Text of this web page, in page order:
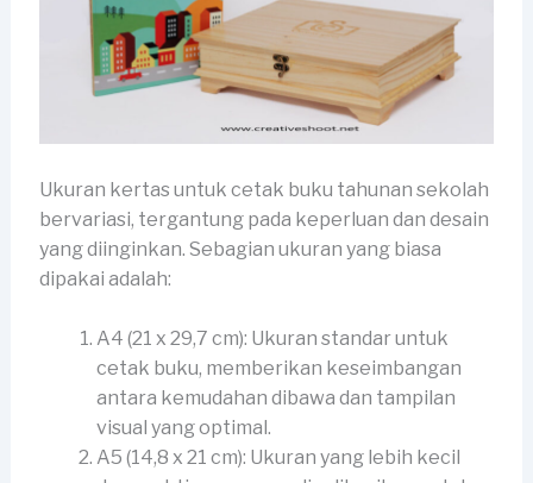
Ukuran kertas untuk cetak buku tahunan sekolah
bervariasi, tergantung pada keperluan dan desain
yang diinginkan. Sebagian ukuran yang biasa
dipakai adalah:
A4 (21 x 29,7 cm): Ukuran standar untuk
cetak buku, memberikan keseimbangan
antara kemudahan dibawa dan tampilan
visual yang optimal.
A5 (14,8 x 21 cm): Ukuran yang lebih kecil